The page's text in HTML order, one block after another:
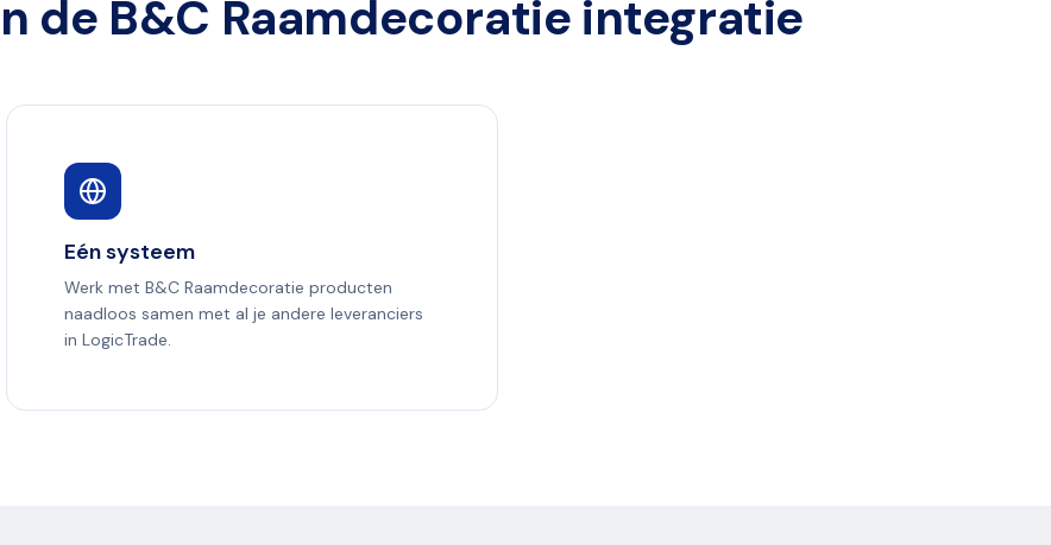
de B&C Raamdecoratie integratie
Eén systeem
Werk met B&C Raamdecoratie producten
naadloos samen met al je andere leveranciers
in LogicTrade.